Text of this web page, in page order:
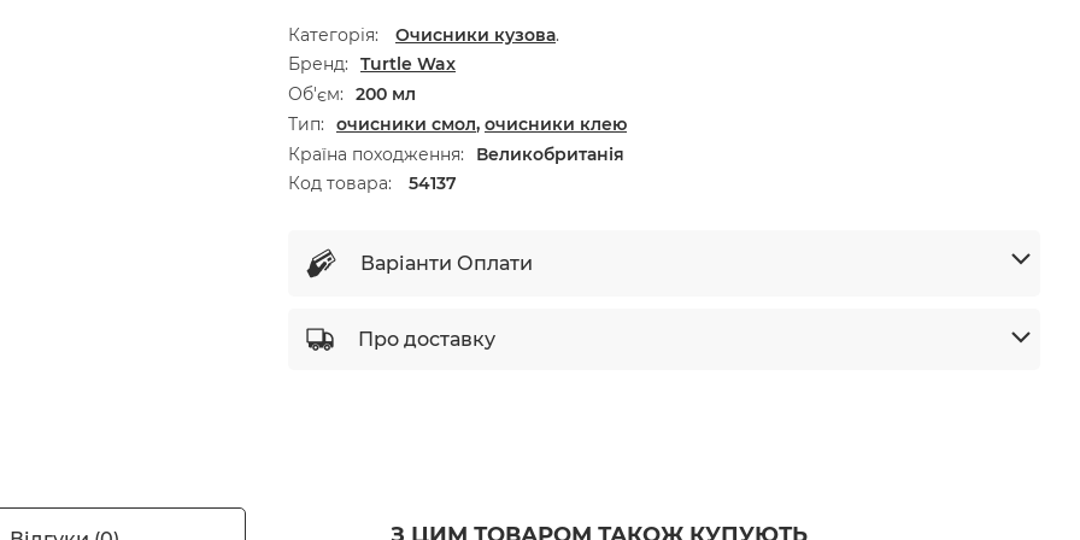
Категорія: Очисники кузова.
Бренд
Turtle Wax
Об'єм
200 мл
Тип
очисники смол, очисники клею
Країна походження
Великобританія
Код товара:
54137
Варіанти Оплати
Про доставку